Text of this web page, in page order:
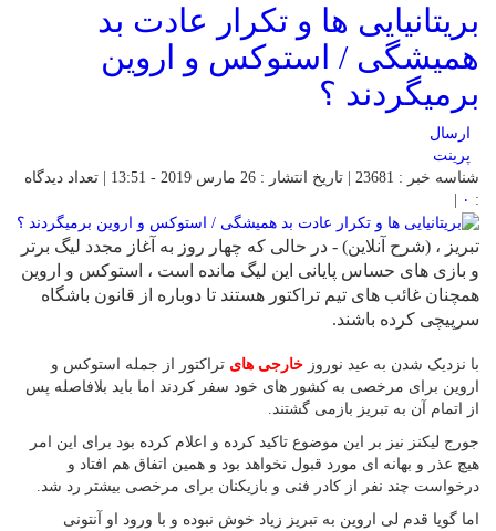
بریتانیایی ها و تکرار عادت بد
همیشگی / استوکس و اروین
برمیگردند ؟
ارسال
پرینت
شناسه خبر : 23681 | تاریخ انتشار : 26 مارس 2019 - 13:51 | تعداد دیدگاه
: ۰
تبریز ، (شرح آنلاین) - در حالی که چهار روز به آغاز مجدد لیگ برتر
و بازی های حساس پایانی این لیگ مانده است ، استوکس و اروین
همچنان غائب های تیم تراکتور هستند تا دوباره از قانون باشگاه
سرپیچی کرده باشند.
با نزدیک شدن به عید نوروز خارجی های تراکتور از جمله استوکس و
اروین برای مرخصی به کشور های خود سفر کردند اما باید بلافاصله پس
از اتمام آن به تبریز بازمی گشتند.
جورج لیکنز نیز بر این موضوع تاکید کرده و اعلام کرده بود برای این امر
هیچ عذر و بهانه ای مورد قبول نخواهد بود و همین اتفاق هم افتاد و
درخواست چند نفر از کادر فنی و بازیکنان برای مرخصی بیشتر رد شد.
اما گویا قدم لی اروین به تبریز زیاد خوش نبوده و با ورود او آنتونی